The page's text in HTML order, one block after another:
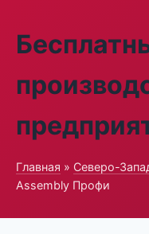
Главная » Северо-
Assembly Профи